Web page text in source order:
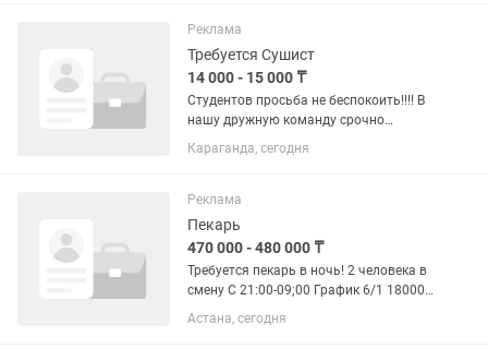
верный друг, а отбивные...
Реклама
Требуется Сушист
14 000 - 15 000 ₸
Студентов просьба не беспокоить!!!! В
нашу дружную команду срочно
требуется Парень сушист с опытом
работы ✅ и без Обучение
оплачиваем ) •График: 5/2 , с 10:30 до
23:30...
Караганда, сегодня
Реклама
Пекарь
470 000 - 480 000 ₸
Требуется пекарь в ночь! 2 человека в
смену С 21:00-09;00 График 6/1 18000
тенге
Астана, сегодня